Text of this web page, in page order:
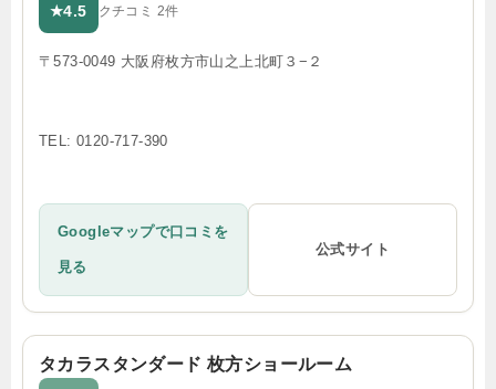
★4.5 クチコミ 2件
〒573-0049 大阪府枚方市山之上北町３−２
TEL: 0120-717-390
Googleマップで口コミを
見る
公式サイト
タカラスタンダード 枚方ショールーム